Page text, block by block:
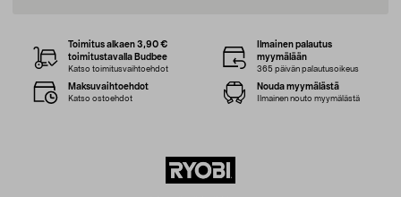
Toimitus alkaen 3,90 €
toimitustavalla Budbee
Katso toimitusvaihtoehdot
Ilmainen palautus
myymälään
365 päivän palautusoikeus
Maksuvaihtoehdot
Katso ostoehdot
Nouda myymälästä
Ilmainen nouto myymälästä